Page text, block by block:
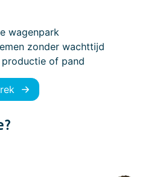
wagenpark
zonder wachttijd
of pand